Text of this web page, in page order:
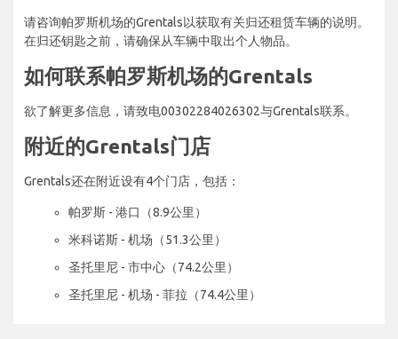
请咨询帕罗斯机场的Grentals以获取有关归还租赁车辆的说明。
在归还钥匙之前，请确保从车辆中取出个人物品。
如何联系帕罗斯机场的Grentals
欲了解更多信息，请致电00302284026302与Grentals联系。
附近的Grentals门店
Grentals还在附近设有4个门店，包括：
帕罗斯 - 港口（8.9公里）
米科诺斯 - 机场（51.3公里）
圣托里尼 - 市中心（74.2公里）
圣托里尼 - 机场 - 菲拉（74.4公里）